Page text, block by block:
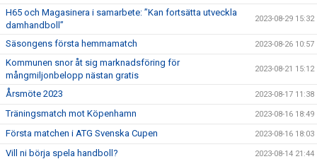
H65 och Magasinera i samarbete: ”Kan fortsätta utveckla
damhandboll”
2023-08-29 15:32
Säsongens första hemmamatch 2023-08-26 10:57
Kommunen snor åt sig marknadsföring för
mångmiljonbelopp nästan gratis
2023-08-21 15:12
Årsmöte 2023 2023-08-17 11:38
Träningsmatch mot Köpenhamn 2023-08-16 18:49
Första matchen i ATG Svenska Cupen 2023-08-16 18:03
Vill ni börja spela handboll? 2023-08-14 21:44